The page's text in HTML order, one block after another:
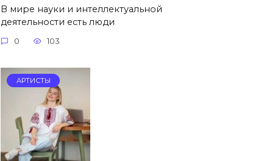
В мире науки и интеллектуальной
деятельности есть люди
0 103
АРТИСТЫ